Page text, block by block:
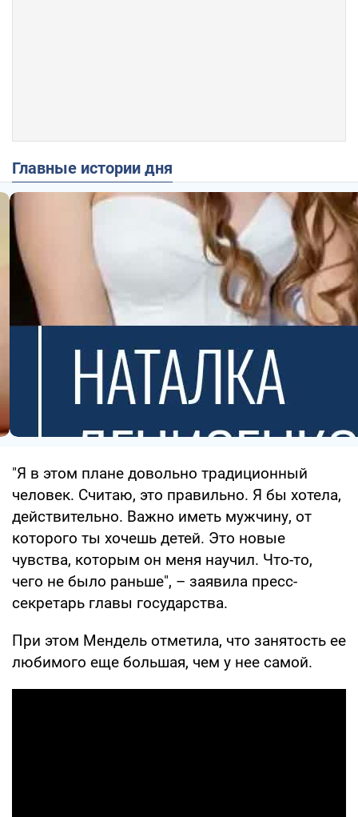
Главные истории дня
"Я в этом плане довольно традиционный
человек. Считаю, это правильно. Я бы хотела,
действительно. Важно иметь мужчину, от
которого ты хочешь детей. Это новые
чувства, которым он меня научил. Что-то,
чего не было раньше", – заявила пресс-
секретарь главы государства.
При этом Мендель отметила, что занятость ее
любимого еще большая, чем у нее самой.